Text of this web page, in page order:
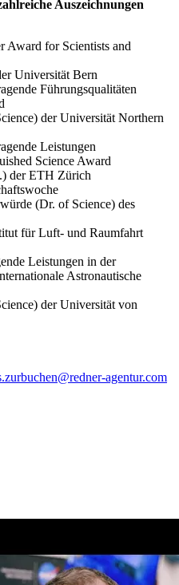
Auszeichnungen
Award for Scientists and
Universität Bern
Führungsqualitäten
der Universität Northern
Leistungen
Science Award
der ETH Zürich
(Dr. of Science) des
für Luft- und Raumfahrt
Leistungen in der
Astronautische
der Universität von
agentur.com